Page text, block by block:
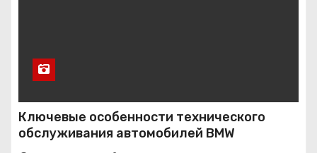
Ключевые особенности технического
обслуживания автомобилей BMW